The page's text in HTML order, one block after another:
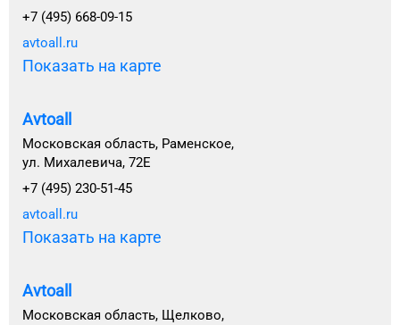
+7 (495) 668-09-15
avtoall.ru
Показать на карте
Avtoall
Московская область, Раменское,
ул. Михалевича, 72Е
+7 (495) 230-51-45
avtoall.ru
Показать на карте
Avtoall
Московская область, Щелково,